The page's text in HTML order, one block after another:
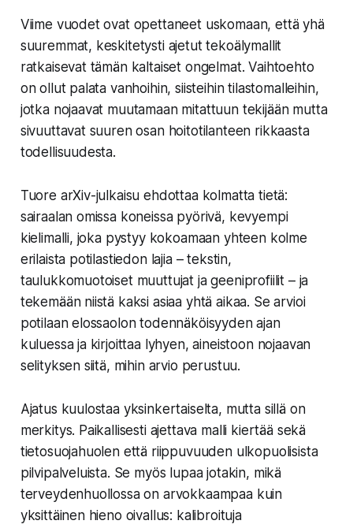
Viime vuodet ovat opettaneet uskomaan, että yhä
suuremmat, keskitetysti ajetut tekoälymallit
ratkaisevat tämän kaltaiset ongelmat. Vaihtoehto
on ollut palata vanhoihin, siisteihin tilastomal­leihin,
jotka nojaavat muutamaan mitattuun tekijään mutta
sivuuttavat suuren osan hoitotilanteen rikkaasta
todellisuudesta.
Tuore arXiv-julkaisu ehdottaa kolmatta tietä:
sairaalan omissa koneissa pyörivä, kevyempi
kielimalli, joka pystyy kokoamaan yhteen kolme
erilaista potilastiedon lajia – tekstin,
taulukkomuotoiset muuttujat ja geeniprofiilit – ja
tekemään niistä kaksi asiaa yhtä aikaa. Se arvioi
potilaan elossaolon todennäköisyyden ajan
kuluessa ja kirjoittaa lyhyen, aineistoon nojaavan
selityksen siitä, mihin arvio perustuu.
Ajatus kuulostaa yksinkertaiselta, mutta sillä on
merkitys. Paikallisesti ajettava malli kiertää sekä
tietosuojahuolen että riippuvuuden ulkopuolisista
pilvipalveluista. Se myös lupaa jotakin, mikä
terveydenhuollossa on arvokkaampaa kuin
yksittäinen hieno oivallus: kalibroituja